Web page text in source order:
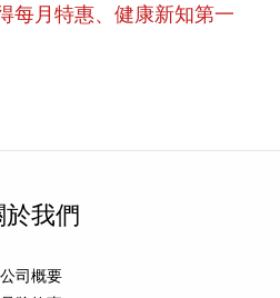
每月特惠、健康新知第一
於我們
公司概要